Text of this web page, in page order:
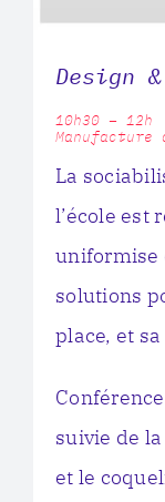
Design
10h30 – 12h
Manufacture
La
l’école est
uniformise
solutions
place, et
suivie de
et le